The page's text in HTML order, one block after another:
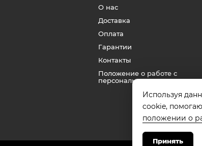
Используя
cookie,
положении о
Принять
О нас
Доставка
Оплата
Гарантии
Контакты
Положение о работе с
персональными данными